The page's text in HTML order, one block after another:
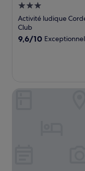
Hébergement
3.0 étoiles
Activité ludique
Club
9.6
9,6/10 Exceptionnel
Fairfield Inn &